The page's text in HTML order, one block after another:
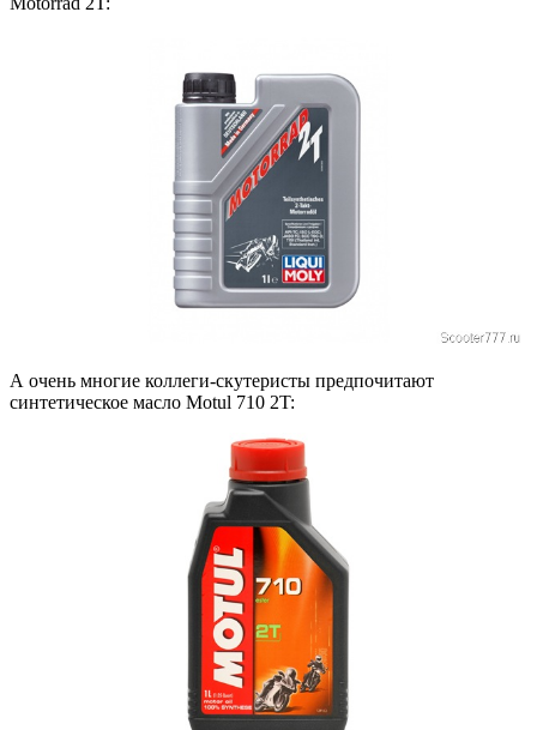
А очень многие коллеги-скутеристы предпочитают
синтетическое масло Motul 710 2T: